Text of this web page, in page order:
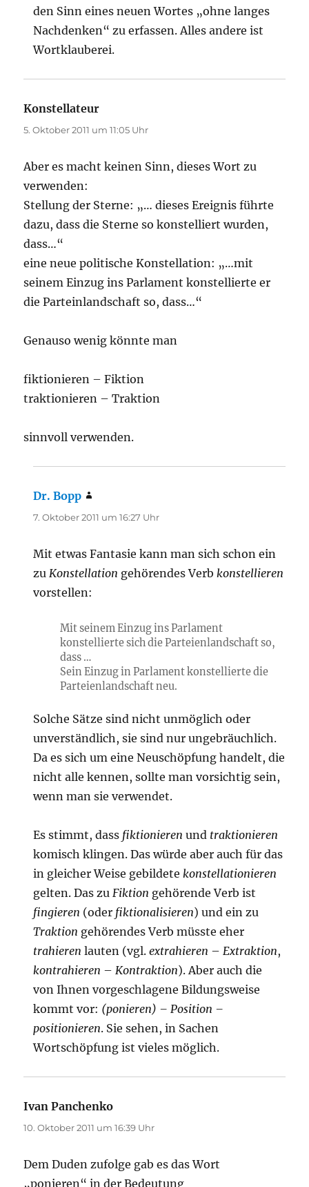
den Sinn eines neuen Wortes „ohne langes
Nachdenken“ zu erfassen. Alles andere ist
Wortklauberei.
Konstellateur
5. Oktober 2011 um 11:05 Uhr
Aber es macht keinen Sinn, dieses Wort zu
verwenden:
Stellung der Sterne: „… dieses Ereignis führte
dazu, dass die Sterne so konstelliert wurden,
dass…“
eine neue politische Konstellation: „…mit
seinem Einzug ins Parlament konstellierte er
die Parteinlandschaft so, dass…“
Genauso wenig könnte man
fiktionieren – Fiktion
traktionieren – Traktion
sinnvoll verwenden.
Dr. Bopp
7. Oktober 2011 um 16:27 Uhr
Mit etwas Fantasie kann man sich schon ein
zuKonstellation gehörendes Verbkonstellieren
vorstellen:
Mit seinem Einzug ins Parlament
konstellierte sich die Parteienlandschaft so,
dass …
Sein Einzug in Parlament konstellierte die
Parteienlandschaft neu.
Solche Sätze sind nicht unmöglich oder
unverständlich, sie sind nur ungebräuchlich.
Da es sich um eine Neuschöpfung handelt, die
nicht alle kennen, sollte man vorsichtig sein,
wenn man sie verwendet.
Es stimmt, dass fiktionieren und traktionieren
komisch klingen. Das würde aber auch für das
in gleicher Weise gebildete konstellationieren
gelten. Das zu Fiktion gehörende Verb ist
fingieren (oder fiktionalisieren) und ein zu
Traktion gehörendes Verb müsste eher
trahieren lauten (vgl.extrahieren – Extraktion,
kontrahieren – Kontraktion). Aber auch die
von Ihnen vorgeschlagene Bildungsweise
kommt vor: (ponieren) – Position –
positionieren. Sie sehen, in Sachen
Wortschöpfung ist vieles möglich.
Ivan Panchenko
10. Oktober 2011 um 16:39 Uhr
Dem Duden zufolge gab es das Wort
„ponieren“ in der Bedeutung